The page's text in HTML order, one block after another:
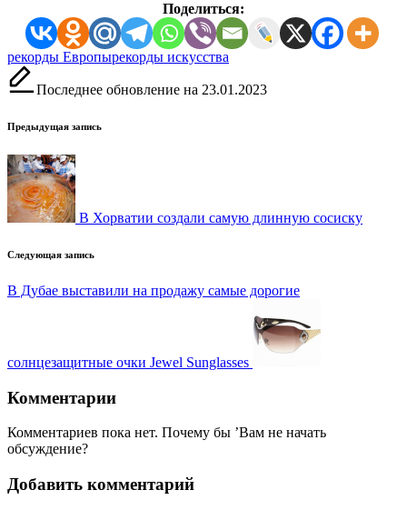
Поделиться:
Метки:
рекорды Европырекорды искусства
Последнее обновление на 23.01.2023
Навигация
записи
Предыдущая запись
В Хорватии создали самую длинную сосиску
Следующая запись
В Дубае выставили на продажу самые дорогие
солнцезащитные очки Jewel Sunglasses
Комментарии
Комментариев пока нет. Почему бы ’Вам не начать
обсуждение?
Добавить комментарий